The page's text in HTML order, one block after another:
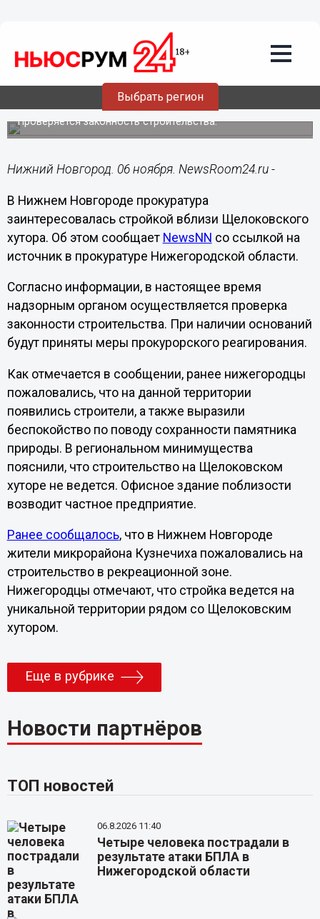
Выбрать регион
Прокуратура заинтересовалась
стройкой у Щелоковского хутора в
Нижнем Новгороде
Проверяется законность строительства.
Нижний Новгород. 06 ноября. NewsRoom24.ru -
В Нижнем Новгороде прокуратура
заинтересовалась стройкой вблизи Щелоковского
хутора. Об этом сообщает NewsNN со ссылкой на
источник в прокуратуре Нижегородской области.
Согласно информации, в настоящее время
надзорным органом осуществляется проверка
законности строительства. При наличии оснований
будут приняты меры прокурорского реагирования.
Как отмечается в сообщении, ранее нижегородцы
пожаловались, что на данной территории
появились строители, а также выразили
беспокойство по поводу сохранности памятника
природы. В региональном минимущества
пояснили, что строительство на Щелоковском
хуторе не ведется. Офисное здание поблизости
возводит частное предприятие.
Ранее сообщалось, что в Нижнем Новгороде
жители микрорайона Кузнечиха пожаловались на
строительство в рекреационной зоне.
Нижегородцы отмечают, что стройка ведется на
уникальной территории рядом со Щелоковским
хутором.
Еще в рубрике
Новости партнёров
ТОП новостей
06.8.2026 11:40
Четыре человека пострадали в
результате атаки БПЛА в
Нижегородской области